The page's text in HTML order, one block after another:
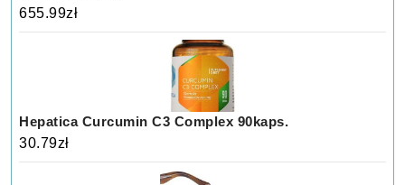
655.99zł
Hepatica Curcumin C3 Complex 90kaps.
30.79zł